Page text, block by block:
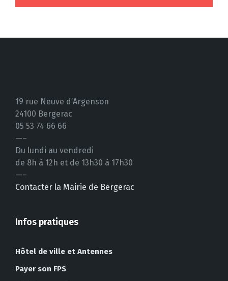
19 rue Neuve d’Argenson
24100 Bergerac
05 53 74 66 66
—–
Du lundi au vendredi
de 8h à 12h et de 13h30 à 17h30
—–
Contacter la Mairie de Bergerac
Infos pratiques
Hôtel de ville et Antennes
Payer son FPS